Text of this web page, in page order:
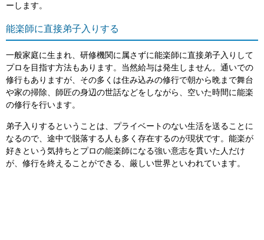
ーします。
能楽師に直接弟子入りする
一般家庭に生まれ、研修機関に属さずに能楽師に直接弟子入りして
プロを目指す方法もあります。当然給与は発生しません。通いでの
修行もありますが、その多くは住み込みの修行で朝から晩まで舞台
や家の掃除、師匠の身辺の世話などをしながら、空いた時間に能楽
の修行を行います。
弟子入りするということは、プライベートのない生活を送ることに
なるので、途中で脱落する人も多く存在するのが現状です。能楽が
好きという気持ちとプロの能楽師になる強い意志を貫いた人だけ
が、修行を終えることができる、厳しい世界といわれています。